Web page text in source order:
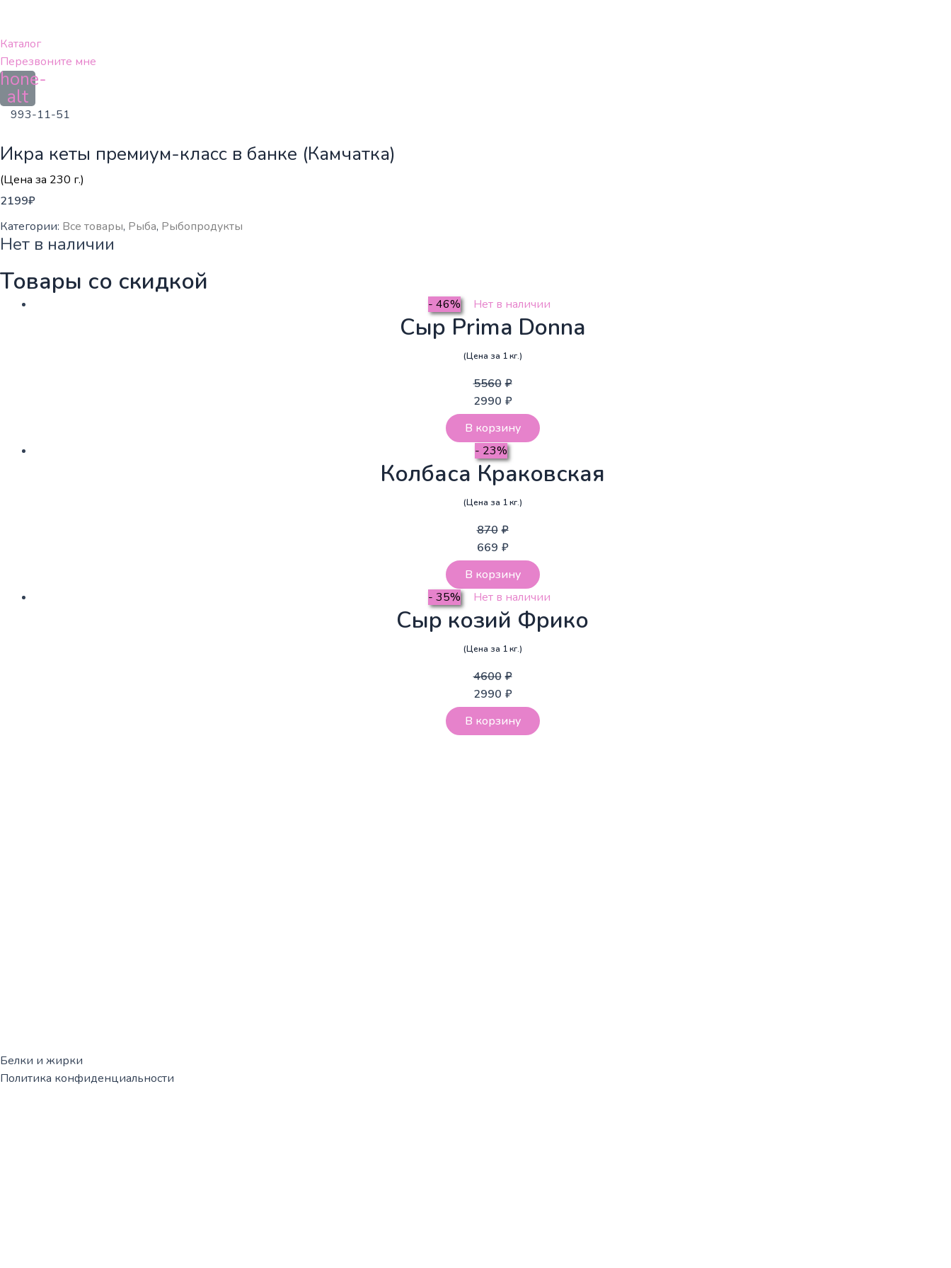
содержимому
Каталог
Перезвоните мне
alt
993-11-51
Икра кеты премиум-класс в банке (Камчатка)
(Цена за 230 г.)
2199₽
Категории: Все товары, Рыба, Рыбопродукты
Нет в наличии
Товары со скидкой
- 46% Нет в наличии
Сыр Prima Donna
(Цена за 1 кг.)
5560 ₽
2990 ₽
В корзину
- 23%
Колбаса Краковская
(Цена за 1 кг.)
870 ₽
669 ₽
В корзину
- 35%
Нет в наличии
Сыр козий Фрико
(Цена за 1 кг.)
4600 ₽
2990 ₽
В корзину
Белки и жирки
Политика конфиденциальности